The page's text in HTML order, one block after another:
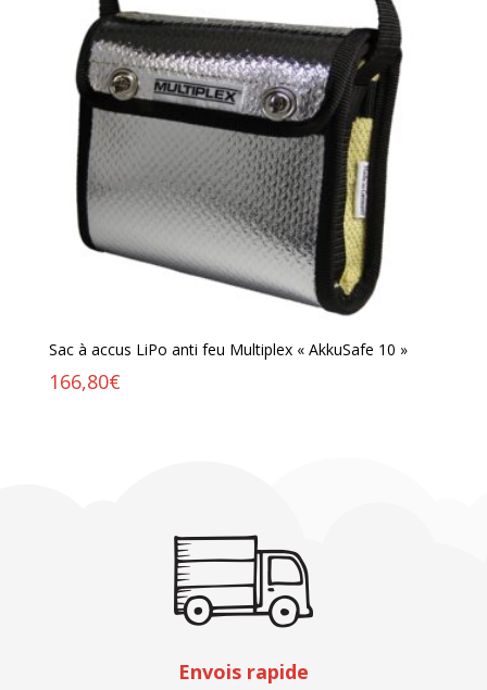
Sac à accus LiPo anti feu Multiplex « AkkuSafe 10 »
166,80€
Envois rapide